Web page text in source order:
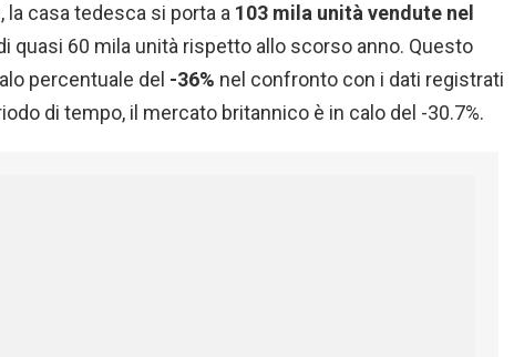
la casa tedesca si porta a 103 mila unità vendute nel
quasi 60 mila unità rispetto allo scorso anno. Questo
percentuale del -36% nel confronto con i dati registrati
di tempo, il mercato britannico è in calo del -30.7%.